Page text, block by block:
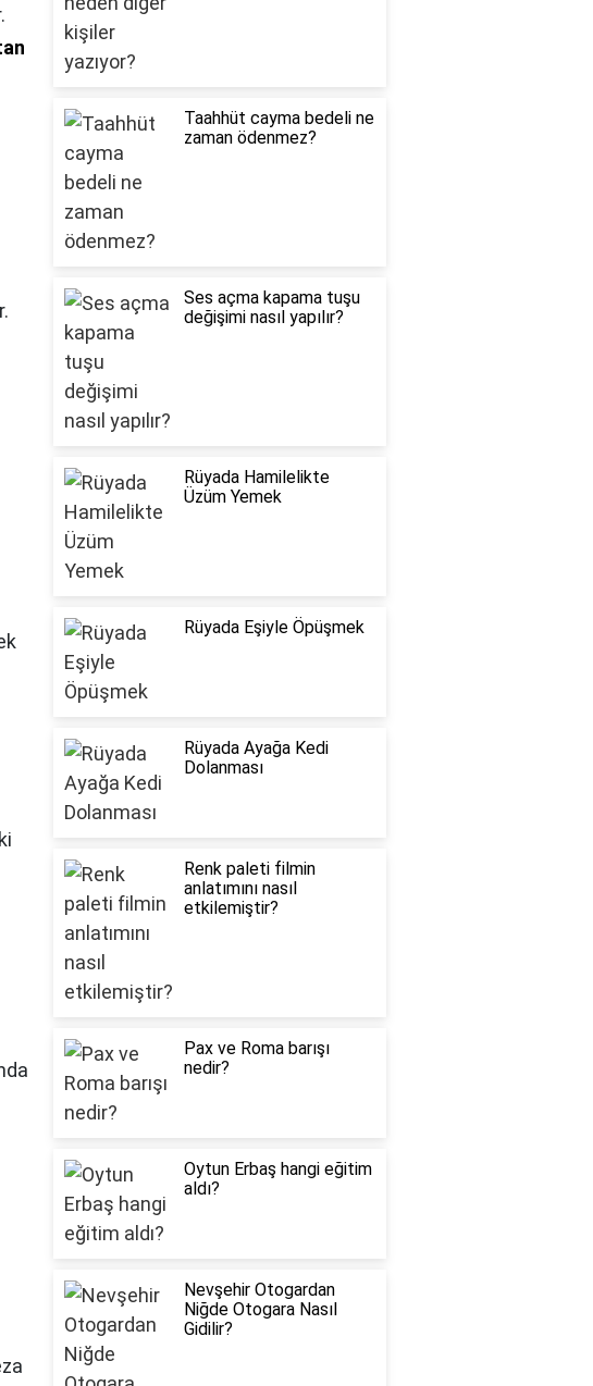
Taahhüt cayma bedeli ne
zaman ödenmez?
Ses açma kapama tuşu
değişimi nasıl yapılır?
Rüyada Hamilelikte
Üzüm Yemek
Rüyada Eşiyle Öpüşmek
Rüyada Ayağa Kedi
Dolanması
Renk paleti filmin
anlatımını nasıl
etkilemiştir?
Pax ve Roma barışı
nedir?
Oytun Erbaş hangi eğitim
aldı?
Nevşehir Otogardan
Niğde Otogara Nasıl
Gidilir?